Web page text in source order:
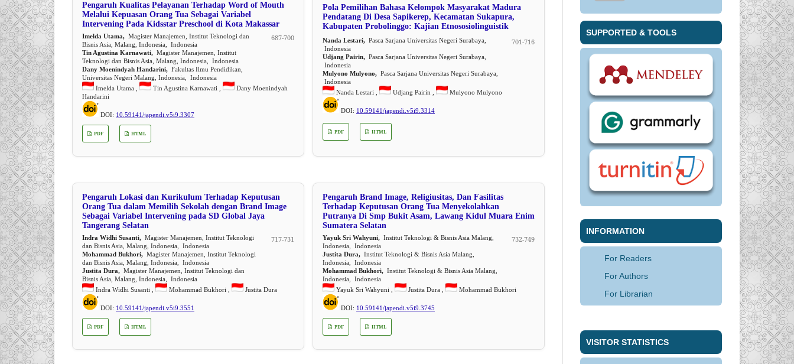
Pengaruh Kualitas Pelayanan Terhadap Word of Mouth
Melalui Kepuasan Orang Tua Sebagai Variabel
Intervening Pada Kidsstar Preschool di Kota Makassar
Imelda Utama, Magister Manajemen, Institut Teknologi dan
Bisnis Asia, Malang, Indonesia, Indonesia
Tin Agustina Karnawati, Magister Manajemen, Institut
Teknologi dan Bisnis Asia, Malang, Indonesia, Indonesia
Dany Moenindyah Handarini, Fakultas Ilmu Pendidikan,
Universitas Negeri Malang, Indonesia, Indonesia
Imelda Utama ,
Tin Agustina Karnawati ,
Dany Moenindyah
Handarini
DOI: 10.59141/japendi.v5i9.3307
687-700
PDF HTML
Pola Pemilihan Bahasa Kelompok Masyarakat Madura
Pendatang Di Desa Sapikerep, Kecamatan Sukapura,
Kabupaten Probolinggo: Kajian Etnososiolinguistik
Nanda Lestari, Pasca Sarjana Universitas Negeri Surabaya,
Indonesia
Udjang Pairin, Pasca Sarjana Universitas Negeri Surabaya,
Indonesia
Mulyono Mulyono, Pasca Sarjana Universitas Negeri Surabaya,
Indonesia
Nanda Lestari ,
Udjang Pairin , Mulyono Mulyono
DOI: 10.59141/japendi.v5i9.3314
701-716
PDF HTML
Pengaruh Lokasi dan Kurikulum Terhadap Keputusan
Orang Tua dalam Memilih Sekolah dengan Brand Image
Sebagai Variabel Intervening pada SD Global Jaya
Tangerang Selatan
Indra Widhi Susanti, Magister Manajemen, Institut Teknologi
dan Bisnis Asia, Malang, Indonesia, Indonesia
Mohammad Bukhori, Magister Manajemen, Institut Teknologi
dan Bisnis Asia, Malang, Indonesia, Indonesia
Justita Dura, Magister Manajemen, Institut Teknologi dan
Bisnis Asia, Malang, Indonesia, Indonesia
Indra Widhi Susanti ,
Mohammad Bukhori , Justita Dura
DOI: 10.59141/japendi.v5i9.3551
717-731
PDF HTML
Pengaruh Brand Image, Religiusitas, Dan Fasilitas
Terhadap Keputusan Orang Tua Menyekolahkan
Putranya Di Smp Bukit Asam, Lawang Kidul Muara Enim
Sumatera Selatan
Yayuk Sri Wahyuni, Institut Teknologi & Bisnis Asia Malang,
Indonesia, Indonesia
Justita Dura, Institut Teknologi & Bisnis Asia Malang,
Indonesia, Indonesia
Mohammad Bukhori, Institut Teknologi & Bisnis Asia Malang,
Indonesia, Indonesia
Yayuk Sri Wahyuni ,
Justita Dura , Mohammad Bukhori
DOI: 10.59141/japendi.v5i9.3745
732-749
PDF HTML
SUPPORTED & TOOLS
INFORMATION
For Readers
For Authors
For Librarian
VISITOR STATISTICS